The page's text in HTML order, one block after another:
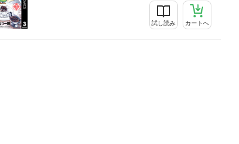
試し読み カートへ